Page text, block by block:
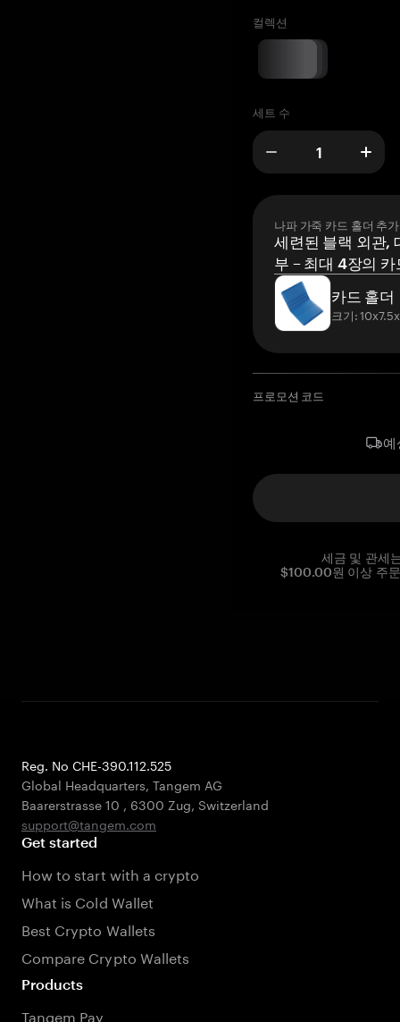
컬렉션
세트 수
나파 가죽 카드 홀더 추가
세련된 블랙 외관,
부 – 최대 4장의
카드 홀더
크기:
프로모션 코드
예
세금 및 관세
$100.00원 이상 주
Reg. No CHE-390.112.525
Global Headquarters, Tangem AG
Baarerstrasse 10 , 6300 Zug, Switzerland
support@tangem.com
Get started
How to start with a crypto
What is Cold Wallet
Best Crypto Wallets
Compare Crypto Wallets
Products
Tangem Pay